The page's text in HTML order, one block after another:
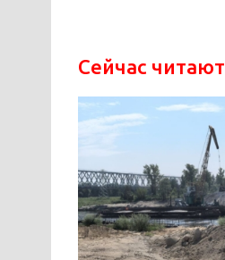
Сейчас читают